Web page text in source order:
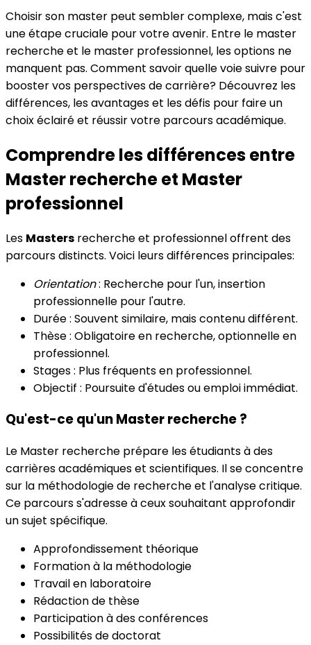
Choisir son master peut sembler complexe, mais c'est
une étape cruciale pour votre avenir. Entre le master
recherche et le master professionnel, les options ne
manquent pas. Comment savoir quelle voie suivre pour
booster vos perspectives de carrière? Découvrez les
différences, les avantages et les défis pour faire un
choix éclairé et réussir votre parcours académique.
Comprendre les différences entre
Master recherche et Master
professionnel
Les Masters recherche et professionnel offrent des
parcours distincts. Voici leurs différences principales:
Orientation: Recherche pour l'un, insertion
professionnelle pour l'autre.
Durée : Souvent similaire, mais contenu différent.
Thèse : Obligatoire en recherche, optionnelle en
professionnel.
Stages : Plus fréquents en professionnel.
Objectif : Poursuite d'études ou emploi immédiat.
Qu'est-ce qu'un Master recherche ?
Le Master recherche prépare les étudiants à des
carrières académiques et scientifiques. Il se concentre
sur la méthodologie de recherche et l'analyse critique.
Ce parcours s'adresse à ceux souhaitant approfondir
un sujet spécifique.
Approfondissement théorique
Formation à la méthodologie
Travail en laboratoire
Rédaction de thèse
Participation à des conférences
Possibilités de doctorat